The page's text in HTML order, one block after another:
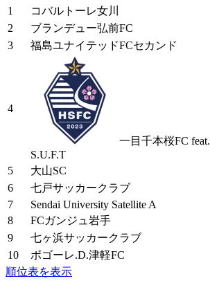
1
コバルトーレ女川
2
ブランデュー弘前FC
3
福島ユナイテッドFCセカンド
4
一目千本桜FC feat.
S.U.F.T
5 大山SC
6
七戸サッカークラブ
7
Sendai University Satellite A
8
FCガンジュ岩手
9
七ヶ浜サッカークラブ
10
ボゴーレ.D.津軽FC
順位表を表示